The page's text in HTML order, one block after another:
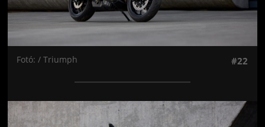
Fotó: / Triumph #22
Jön még kép!